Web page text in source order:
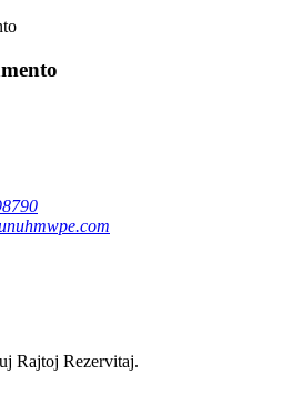
Rajtoj Rezervitaj.